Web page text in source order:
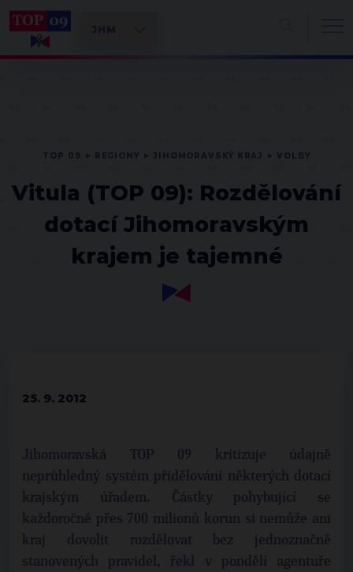
Vitula (TOP 09): Rozdělování
dotací Jihomoravským
krajem je tajemné
25. 9. 2012
Jihomoravská TOP 09 kritizuje údajně
neprůhledný systém přidělování některých dotací
krajským úřadem. Částky pohybující se
každoročně přes 700 milionů korun si nemůže ani
kraj dovolit rozdělovat bez jednoznačně
stanovených pravidel, řekl v pondělí agentuře